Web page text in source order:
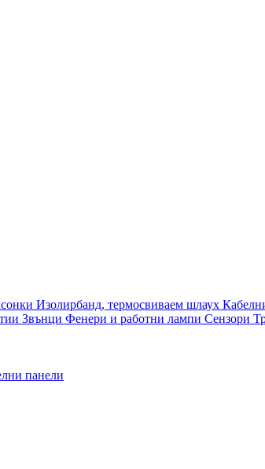
Изолирбанд, термосвиваем шлаух
Звънци Фенери и работни лампи Сензори
панели